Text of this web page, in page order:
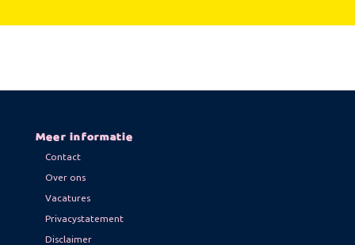
Meer informatie
Contact
Over ons
Vacatures
Privacystatement
Disclaimer